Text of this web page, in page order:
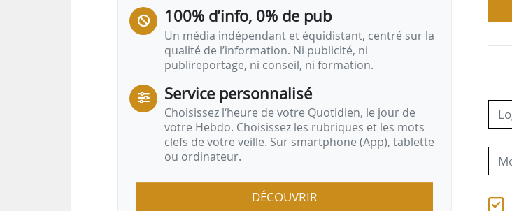
100% d’info, 0% de pub
Un média indépendant et équidistant, centré sur la
qualité de l’information. Ni publicité, ni
publireportage, ni conseil, ni formation.
Service personnalisé
Choisissez l‘heure de votre Quotidien, le jour de
votre Hebdo. Choisissez les rubriques et les mots
clefs de votre veille. Sur smartphone (App), tablette
ou ordinateur.
DÉCOUVRIR